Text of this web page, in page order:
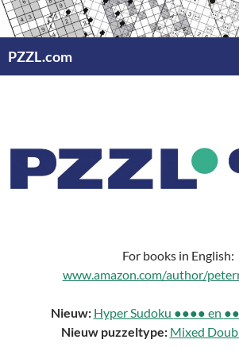
Ga
naar
inhoud
PZZL.com
For books in English:
www.amazon.com/author/
Nieuw: Hyper Sudoku ●●●● en
Nieuw puzzeltype: Mixed